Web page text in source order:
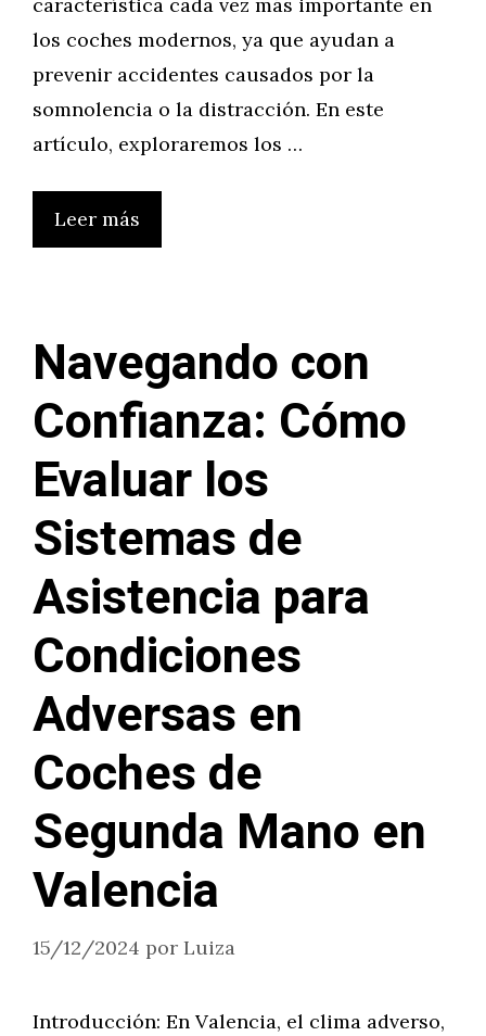
los coches modernos, ya que ayudan a
prevenir accidentes causados por la
somnolencia o la distracción. En este
artículo, exploraremos los …
Leer más
Navegando con
Confianza: Cómo
Evaluar los
Sistemas de
Asistencia para
Condiciones
Adversas en
Coches de
Segunda Mano en
Valencia
15/12/2024 por Luiza
Introducción: En Valencia, el clima adverso,